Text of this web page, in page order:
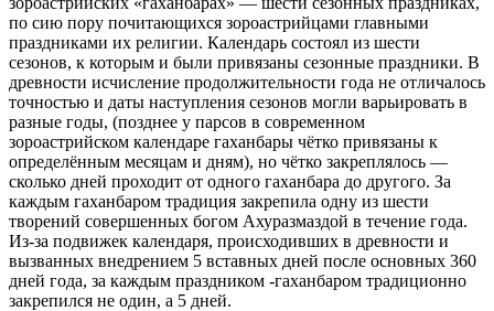
по сию пору почитающихся зороастрийцами главными
праздниками их религии. Календарь состоял из шести
сезонов, к которым и были привязаны сезонные праздники. В
древности исчисление продолжительности года не отличалось
точностью и даты наступления сезонов могли варьировать в
разные годы, (позднее у парсов в современном
зороастрийском календаре гаханбары чётко привязаны к
определённым месяцам и дням), но чётко закреплялось —
сколько дней проходит от одного гаханбара до другого. За
каждым гаханбаром традиция закрепила одну из шести
творений совершенных богом Ахуразмаздой в течение года.
Из-за подвижек календаря, происходивших в древности и
вызванных внедрением 5 вставных дней после основных 360
дней года, за каждым праздником -гаханбаром традиционно
закрепился не один, а 5 дней.